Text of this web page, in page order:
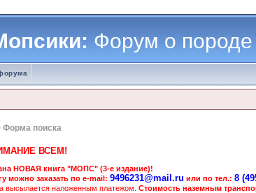
Форум о
Форма поиска
ВСЕМ!
НОВАЯ книга "МОПС" (3-е издание)!
можно заказать по e-mail:9496231@mail.ru или по тел.:8
высылается наложенным платежом.Стоимость наземным